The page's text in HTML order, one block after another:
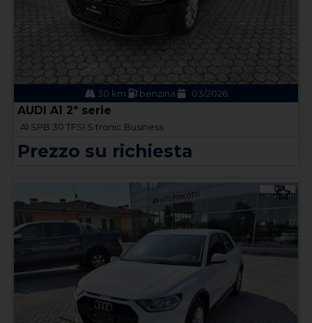
30 km benzina 03/2026
AUDI A1 2ª serie
A1 SPB 30 TFSI S tronic Business
Prezzo su richiesta